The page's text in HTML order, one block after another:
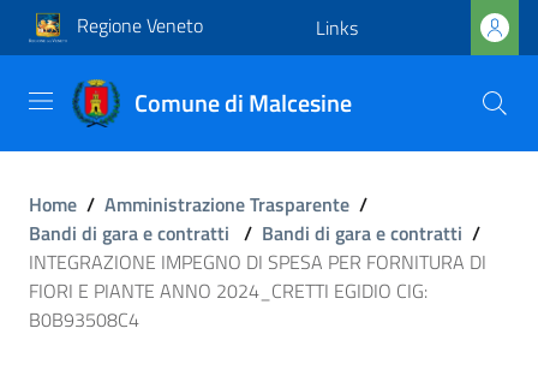
Regione Veneto Links
Comune di Malcesine
Home / Amministrazione Trasparente /
Bandi di gara e contratti / Bandi di gara e contratti /
INTEGRAZIONE IMPEGNO DI SPESA PER FORNITURA DI
FIORI E PIANTE ANNO 2024_CRETTI EGIDIO CIG:
B0B93508C4